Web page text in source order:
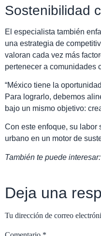
Sostenibilidad
El especialista también
una estrategia de
valoran cada vez más
pertenecer a comunidades
“México tiene la
Para lograrlo, debemos
bajo un mismo objetivo:
Con este enfoque, su labor
urbano en un motor de
También te puede interesar:
Deja una
Tu dirección de correo